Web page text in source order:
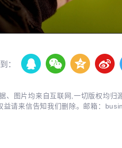
：
、图片均来自互联网,一切版权均归
请来信告知我们删除。邮箱：